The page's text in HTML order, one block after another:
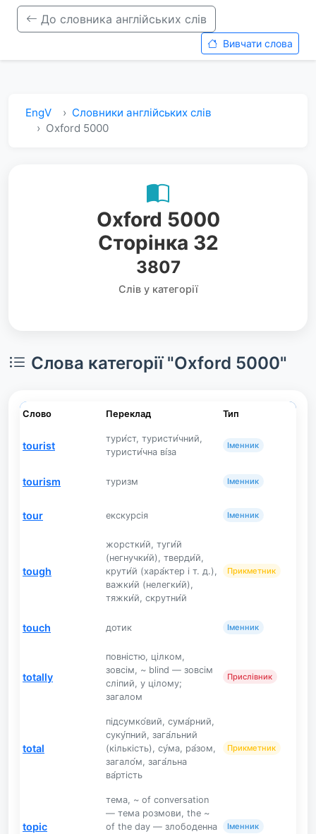
До словника англійських слів
Вивчати слова
EngV
Словники англійських слів
Oxford 5000
Oxford 5000
Сторінка 32
3807
Слів у категорії
Слова категорії "Oxford 5000"
Слово Переклад Тип
tourist
тури́ст, туристи́чний,
туристи́чна ві́за
Іменник
tourism туризм Іменник
tour екскурсія Іменник
tough
жорстки́й, туги́й
(негнучки́й), тверди́й,
крути́й (хара́ктер і т. д.),
важки́й (нелегки́й),
тяжки́й, скрутни́й
Прикметник
touch дотик Іменник
totally
повністю, цілком,
зовсім, ~ blind — зовсім
сліпий, у цілому;
загалом
Прислівник
total
підсумко́вий, сума́рний,
суку́пний, зага́льний
(кількість), су́ма, ра́зом,
загало́м, зага́льна
ва́ртість
Прикметник
topic
тема, ~ of conversation
— тема розмови, the ~
of the day — злободенна
Іменник